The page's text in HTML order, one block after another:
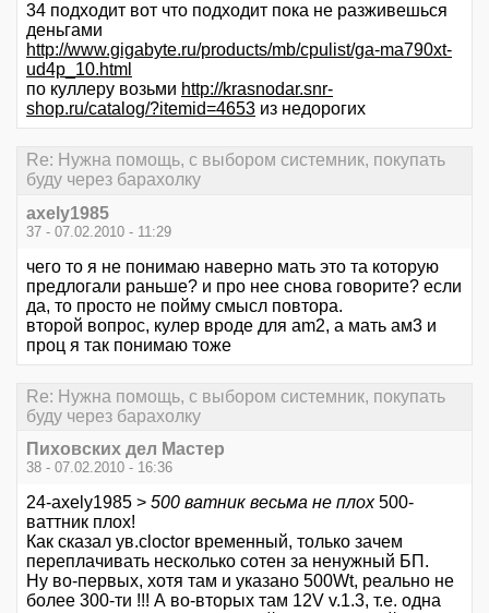
34 подходит вот что подходит пока не разживешься
деньгами
http://www.gigabyte.ru/products/mb/cpulist/ga-ma790xt-
ud4p_10.html
по куллеру возьми http://krasnodar.snr-
shop.ru/catalog/?itemid=4653 из недорогих
Re: Нужна помощь, с выбором системник, покупать
буду через барахолку
axely1985
37 - 07.02.2010 - 11:29
чего то я не понимаю наверно мать это та которую
предлогали раньше? и про нее снова говорите? если
да, то просто не пойму смысл повтора.
второй вопрос, кулер вроде для am2, а мать ам3 и
проц я так понимаю тоже
Re: Нужна помощь, с выбором системник, покупать
буду через барахолку
Пиховских дел Мaстер
38 - 07.02.2010 - 16:36
24-axely1985 > 500 ватник весьма не плох500-
ваттник плох!
Как сказал ув.cloctor временный, только зачем
переплачивать несколько сотен за ненужный БП.
Ну во-первых, хотя там и указано 500Wt, реально не
более 300-ти !!! А во-вторых там 12V v.1.3, т.е. одна